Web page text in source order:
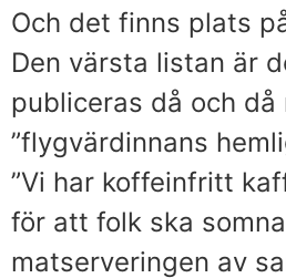
Och det finns plats
Den värsta listan är
publiceras då och då
”flygvärdinnans
”Vi har koffeinfritt
för att folk ska
matserveringen av